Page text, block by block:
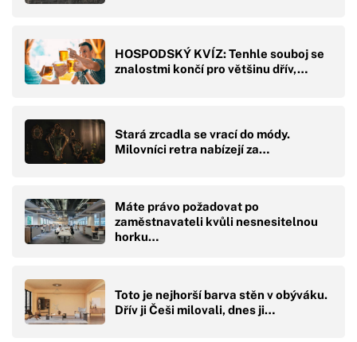
HOSPODSKÝ KVÍZ: Tenhle souboj se
znalostmi končí pro většinu dřív,…
Stará zrcadla se vrací do módy.
Milovníci retra nabízejí za…
Máte právo požadovat po
zaměstnavateli kvůli nesnesitelnou
horku…
Toto je nejhorší barva stěn v obýváku.
Dřív ji Češi milovali, dnes ji…